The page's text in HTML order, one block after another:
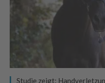
Studie zeigt: